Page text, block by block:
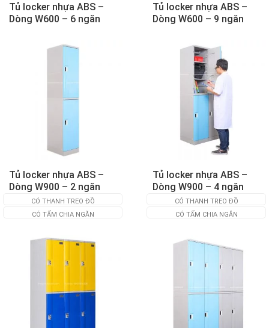
Tủ locker nhựa ABS –
Dòng W600 – 6 ngăn
Tủ locker nhựa ABS –
Dòng W600 – 9 ngăn
Tủ locker nhựa ABS –
Dòng W900 – 2 ngăn
CÓ THANH TREO ĐỒ
CÓ TẤM CHIA NGĂN
Tủ locker nhựa ABS –
Dòng W900 – 4 ngăn
CÓ THANH TREO ĐỒ
CÓ TẤM CHIA NGĂN